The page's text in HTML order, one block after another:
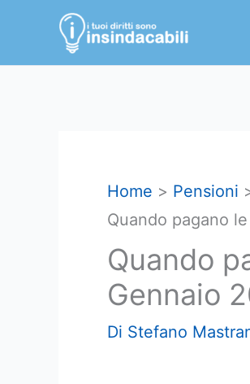
contenuto
Home
Pensioni
Quando pagano
Quando
Gennaio
Di Stefano